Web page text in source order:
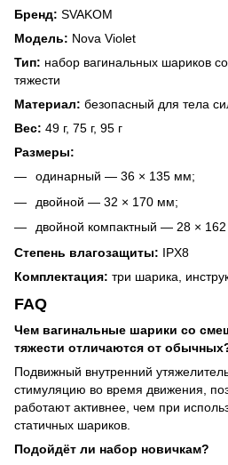
Бренд: SVAKOM
Модель: Nova Violet
Тип: набор вагинальных шариков
тяжести
Материал: безопасный для тела
Вес: 49 г, 75 г, 95 г
Размеры:
одинарный — 36 × 135 мм;
двойной — 32 × 170 мм;
двойной компактный — 28 × 162
Степень влагозащиты: IPX8
Комплектация: три шарика,
FAQ
Чем вагинальные шарики со
тяжести отличаются от
Подвижный внутренний
стимуляцию во время движения,
работают активнее, чем при
статичных шариков.
Подойдёт ли набор новичкам?